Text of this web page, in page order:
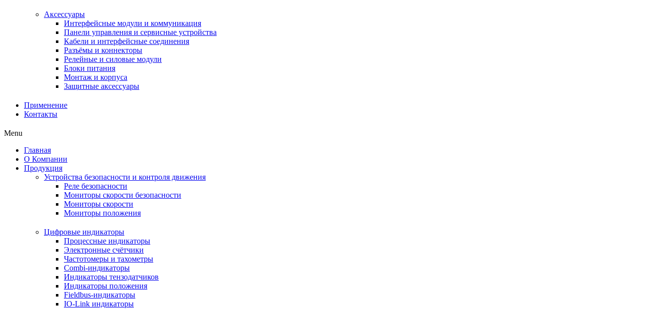
Аксессуары
Интерфейсные модули и коммуникация
Панели управления и сервисные устройства
Кабели и интерфейсные соединения
Разъёмы и коннекторы
Релейные и силовые модули
Блоки питания
Монтаж и корпуса
Защитные аксессуары
Применение
Контакты
Menu
Главная
О Компании
Продукция
Устройства безопасности и контроля движения
Реле безопасности
Мониторы скорости безопасности
Мониторы скорости
Мониторы положения
Цифровые индикаторы
Процессные индикаторы
Электронные счётчики
Частотомеры и тахометры
Combi-индикаторы
Индикаторы тензодатчиков
Индикаторы положения
Fieldbus-индикаторы
IO-Link индикаторы